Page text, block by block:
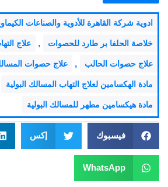
ادوية شركة القاهرة للأدوية والصناعات
خلاصة الحلفا بر طارد للحصوات , علاج
علاج حصوات الحالب , علاج حصوات
مادة الهكسامين لعلاج التهاب المسالك البولية
مادة هيكسامین مطهر للمسالك البولية
فيسبوك إكس
WhatsApp